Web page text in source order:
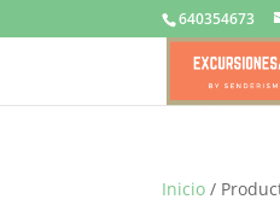
640354673
Inicio /